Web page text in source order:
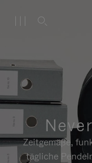
Zeitgemäße,
tägliche